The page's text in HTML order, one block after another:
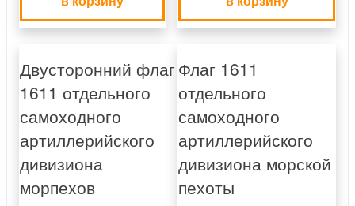
Двусторонний флаг
1611 отдельного
самоходного
артиллерийского
дивизиона
морпехов
Флаг 1611
отдельного
самоходного
артиллерийского
дивизиона морской
пехоты